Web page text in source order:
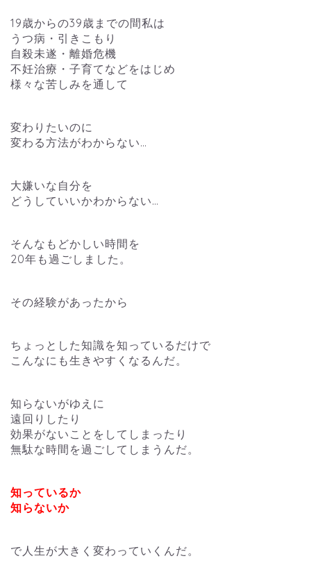
19歳からの39歳までの間私は
うつ病・引きこもり
自殺未遂・離婚危機
不妊治療・子育てなどをはじめ
様々な苦しみを通して
変わりたいのに
変わる方法がわからない…
大嫌いな自分を
どうしていいかわからない…
そんなもどかしい時間を
20年も過ごしました。
その経験があったから
ちょっとした知識を知っているだけで
こんなにも生きやすくなるんだ。
知らないがゆえに
遠回りしたり
効果がないことをしてしまったり
無駄な時間を過ごしてしまうんだ。
知っているか
知らないか
で人生が大きく変わっていくんだ。